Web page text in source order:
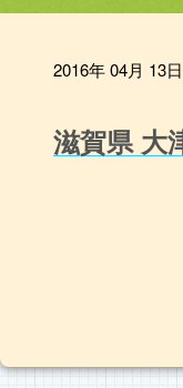
2016年 04月 13日
滋賀県 大